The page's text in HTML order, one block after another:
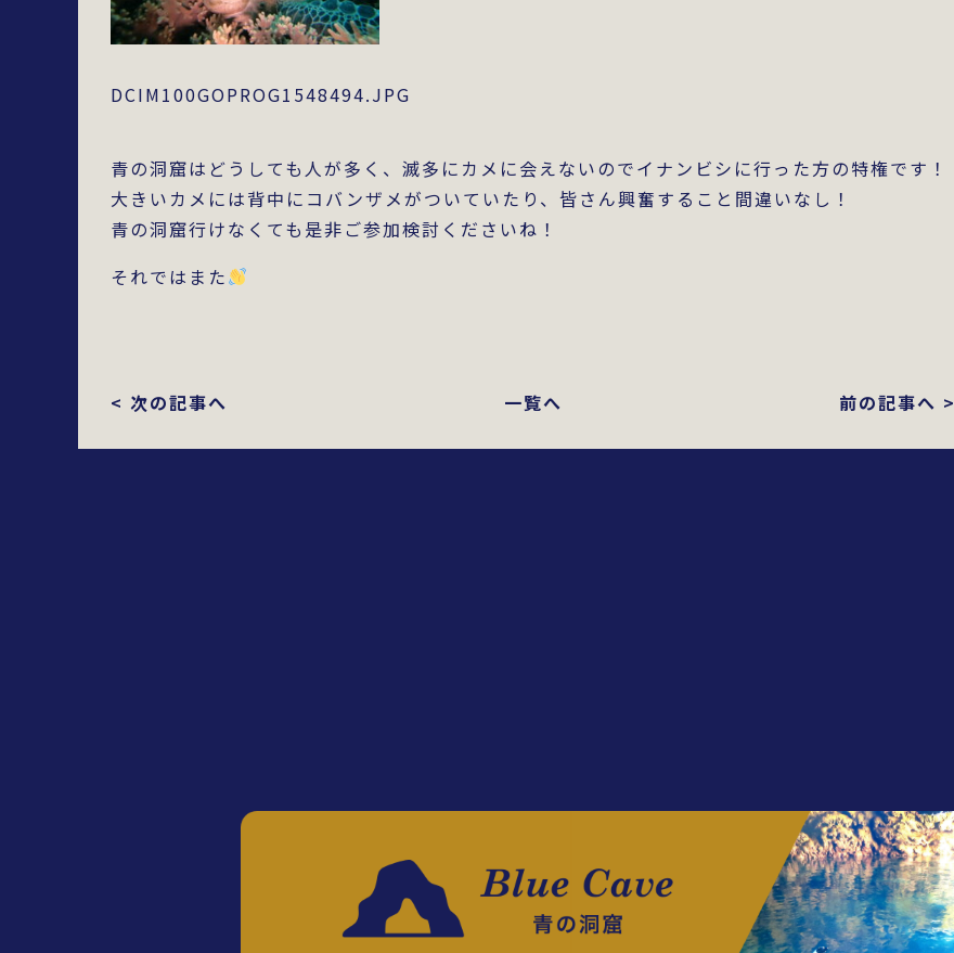
DCIM100GOPROG1548494.JPG
青の洞窟はどうしても人が多く、滅多にカメに会えないのでイナンビシに行った方の特権です！
大きいカメには背中にコバンザメがついていたり、皆さん興奮すること間違いなし！
青の洞窟行けなくても是非ご参加検討くださいね！
それではまた
< 次の記事へ 一覧へ 前の記事へ >